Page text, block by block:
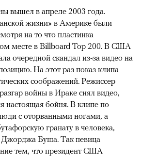
вышел в апреле 2003 года.
жизни» в Америке были
на то что пластинка
месте в Billboard Top 200. В США
очередной скандал из-за видео на
На этот раз показ клипа
соображений. Режиссер
войны в Ираке снял видео,
настоящая бойня. В клипе по
с оторванными ногами, а
гранату в человека,
Джорджа Буша. Так певица
тем, что президент США